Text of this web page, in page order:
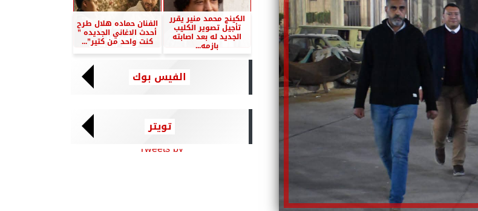
الكينج محمد منير يقرر
تأجيل تصوير الكليب
الجديد له بعد اصابته
بازمه...
الفنان حماده هلال طرح
أحدث الاغاني الجديده ”
كنت واحد من كتير”...
الفيس بوك
تويتر
Tweets by